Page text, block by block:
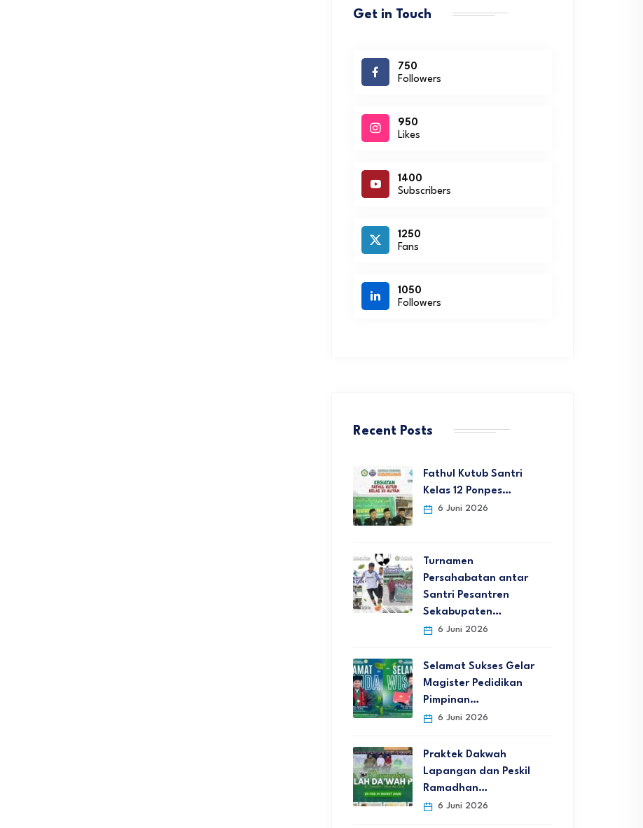
Get in Touch
750
Followers
950
Likes
1400
Subscribers
1250
Fans
1050
Followers
Recent Posts
Fathul Kutub Santri
Kelas 12 Ponpes…
6 Juni 2026
Turnamen
Persahabatan antar
Santri Pesantren
Sekabupaten…
6 Juni 2026
Selamat Sukses Gelar
Magister Pedidikan
Pimpinan…
6 Juni 2026
Praktek Dakwah
Lapangan dan Peskil
Ramadhan…
6 Juni 2026